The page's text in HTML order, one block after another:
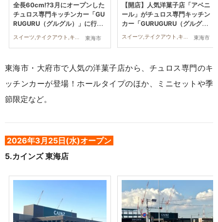
東海市
全長60cm!?3月にオープンした
チュロス専門キッチンカー「GU
RUGURU（グルグル）」に行っ
スイーツ,テイクアウト,キッチンカー,開店,まちネタ 東海市
【開店】人気洋菓子店「アベニ
ール」がチュロス専門キッチン
カー「GURUGURU（グルグ
プン
スイーツ,テイクアウト,キッチンカー,開店,まちネタ
東海市・大府市で人気の洋菓子店から、チュロス専門のキ
ッチンカーが登場！ホールタイプのほか、ミニセットや季
節限定など。
2026年3月25日(水)オープン
5.カインズ 東海店